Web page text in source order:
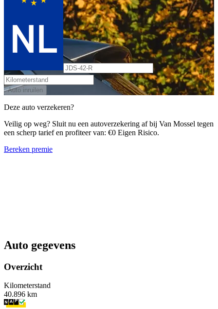
Auto inruilen
Deze auto verzekeren?
Veilig op weg? Sluit nu een autoverzekering af bij Van Mossel tegen
een scherp tarief en profiteer van: €0 Eigen Risico.
Bereken premie
Auto gegevens
Overzicht
Kilometerstand
40.896 km